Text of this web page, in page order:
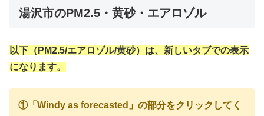
湯沢市のPM2.5・黄砂・エアロゾル
以下（PM2.5/エアロゾル/黄砂）は、新しいタブでの表示
になります。
①「Windy as forecasted」の部分をクリックしてく